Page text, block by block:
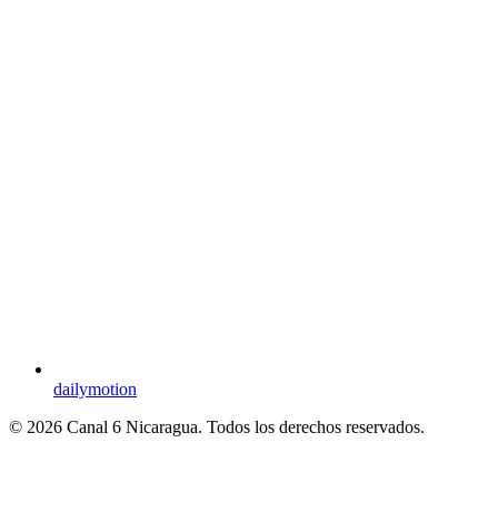
dailymotion
© 2026 Canal 6 Nicaragua. Todos los derechos reservados.